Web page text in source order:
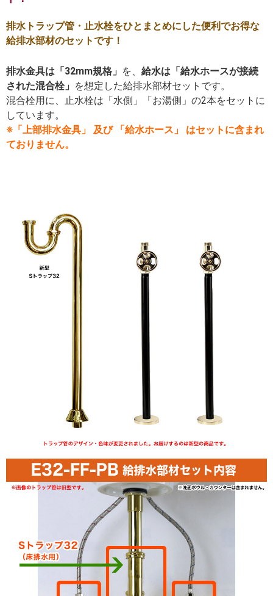
排水トラップ管・止水栓をひとまとめにした便利でお得な
給排水部材のセットです！
排水金具は「32mm規格」 を、 給水は「給水ホースが接続
された混合栓」 を想定した給排水部材セットです。
混合栓用に、止水栓は「水側」「お湯側」の2本をセットに
しています。
※「上部排水金具」 及び 「給水ホース」 はセットに含まれ
ておりません。